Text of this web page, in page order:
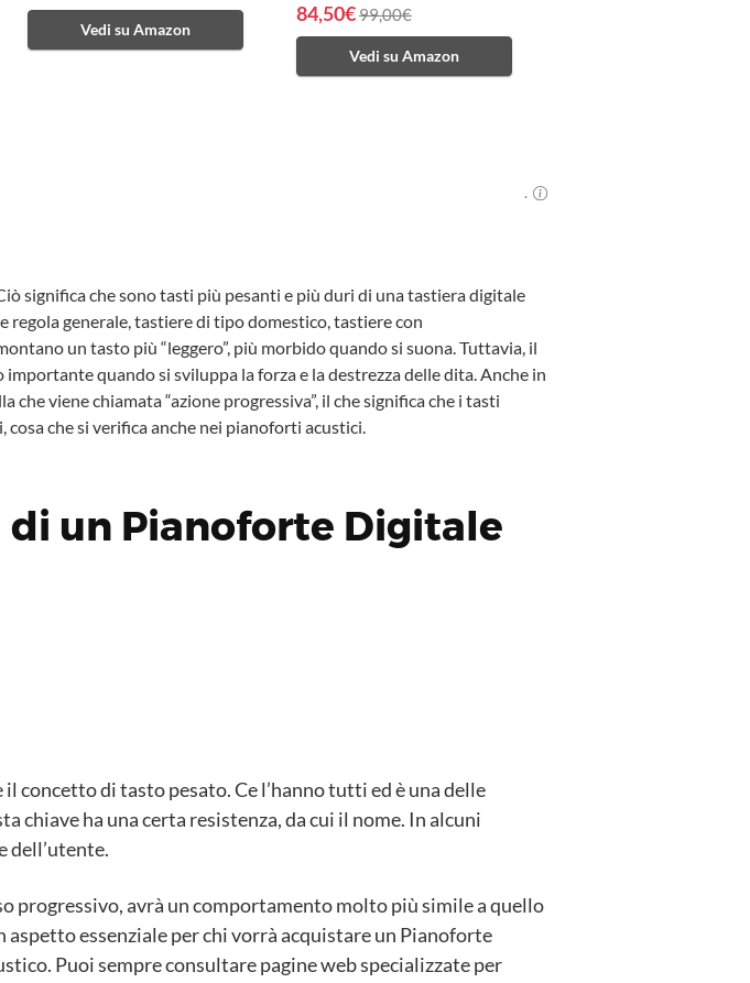
Vedi su Amazon
84,50€99,00€
Vedi su Amazon
.
significa che sono tasti più pesanti e più duri di una tastiera digitale
generale, tastiere di tipo domestico, tastiere con
un tasto più “leggero”, più morbido quando si suona. Tuttavia, il
quando si sviluppa la forza e la destrezza delle dita. Anche in
viene chiamata “azione progressiva”, il che significa che i tasti
che si verifica anche nei pianoforti acustici.
un Pianoforte Digitale
di tasto pesato. Ce l’hanno tutti ed è una delle
chiave ha una certa resistenza, da cui il nome. In alcuni
dell’utente.
progressivo, avrà un comportamento molto più simile a quello
essenziale per chi vorrà acquistare un Pianoforte
Puoi sempre consultare pagine web specializzate per